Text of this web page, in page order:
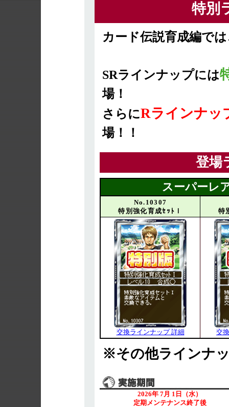
特別
カード伝説育成編で
SRラインナップには
場！
さらにRラインナッ
場！！
登場
スーパーレ
No.10307
特別強化育成ｾｯﾄⅠ
特
交換ラインナップ 詳細 交
※その他ラインナ
2026年 7月 1日（水）
定期メンテナンス終了後